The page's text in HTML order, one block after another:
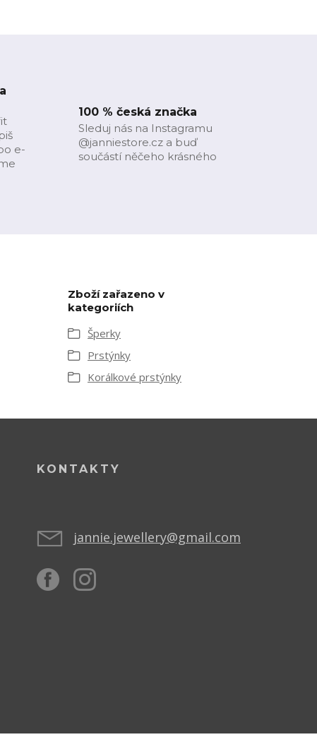
e-
100 % česká značka
Sleduj nás na Instagramu
@janniestore.cz a buď
součástí něčeho krásného
Zboží zařazeno v
kategoriích
Šperky
Prstýnky
Korálkové prstýnky
KONTAKTY
jannie.jewellery@gmail.com